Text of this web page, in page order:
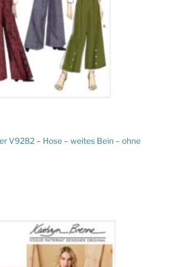
V9282 – Hose – weites Bein – ohne